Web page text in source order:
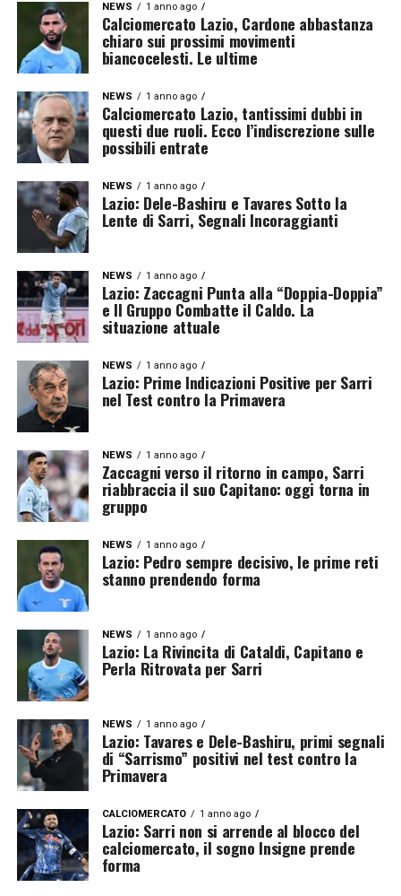
NEWS 1 anno ago
Calciomercato Lazio, Cardone abbastanza
chiaro sui prossimi movimenti
biancocelesti. Le ultime
NEWS 1 anno ago
Calciomercato Lazio, tantissimi dubbi in
questi due ruoli. Ecco l’indiscrezione sulle
possibili entrate
NEWS 1 anno ago
Lazio: Dele-Bashiru e Tavares Sotto la
Lente di Sarri, Segnali Incoraggianti
NEWS 1 anno ago
Lazio: Zaccagni Punta alla “Doppia-Doppia”
e Il Gruppo Combatte il Caldo. La
situazione attuale
NEWS 1 anno ago
Lazio: Prime Indicazioni Positive per Sarri
nel Test contro la Primavera
NEWS 1 anno ago
Zaccagni verso il ritorno in campo, Sarri
riabbraccia il suo Capitano: oggi torna in
gruppo
NEWS 1 anno ago
Lazio: Pedro sempre decisivo, le prime reti
stanno prendendo forma
NEWS 1 anno ago
Lazio: La Rivincita di Cataldi, Capitano e
Perla Ritrovata per Sarri
NEWS 1 anno ago
Lazio: Tavares e Dele-Bashiru, primi segnali
di “Sarrismo” positivi nel test contro la
Primavera
CALCIOMERCATO 1 anno ago
Lazio: Sarri non si arrende al blocco del
calciomercato, il sogno Insigne prende
forma